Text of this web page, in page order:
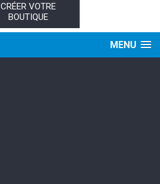
CRÉER VOTRE
BOUTIQUE
MENU